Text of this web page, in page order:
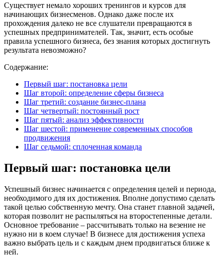
Существует немало хороших тренингов и курсов для
начинающих бизнесменов. Однако даже после их
прохождения далеко не все слушатели превращаются в
успешных предпринимателей. Так, значит, есть особые
правила успешного бизнеса, без знания которых достигнуть
результата невозможно?
Содержание:
Первый шаг: постановка цели
Шаг второй: определение сферы бизнеса
Шаг третий: создание бизнес-плана
Шаг четвертый: постоянный рост
Шаг пятый: анализ эффективности
Шаг шестой: применение современных способов
продвижения
Шаг седьмой: сплоченная команда
Первый шаг: постановка цели
Успешный бизнес начинается с определения целей и периода,
необходимого для их достижения. Вполне допустимо сделать
такой целью собственную мечту. Она станет главной задачей,
которая позволит не распыляться на второстепенные детали.
Основное требование – рассчитывать только на везение не
нужно ни в коем случае! В бизнесе для достижения успеха
важно выбрать цель и с каждым днем продвигаться ближе к
ней.